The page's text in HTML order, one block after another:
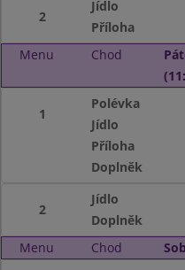
2
Jídlo
Příloha
Menu
Chod
1
Polévka
Jídlo
Příloha
Doplněk
2
Jídlo
Doplněk
Menu
Chod